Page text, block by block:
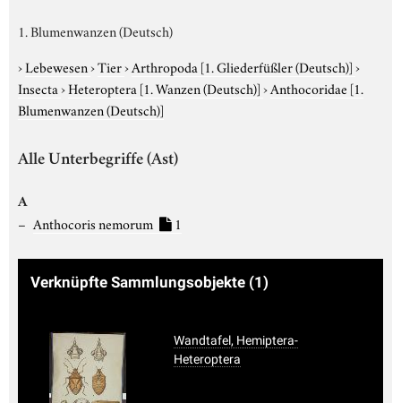
1. Blumenwanzen (Deutsch)
›Lebewesen›Tier›Arthropoda [1. Gliederfüßler (Deutsch)]›
Insecta›Heteroptera [1. Wanzen (Deutsch)]›Anthocoridae [1.
Blumenwanzen (Deutsch)]
Alle Unterbegriffe (Ast)
A
Anthocoris nemorum 1
Verknüpfte Sammlungsobjekte (1)
Wandtafel, Hemiptera-
Heteroptera